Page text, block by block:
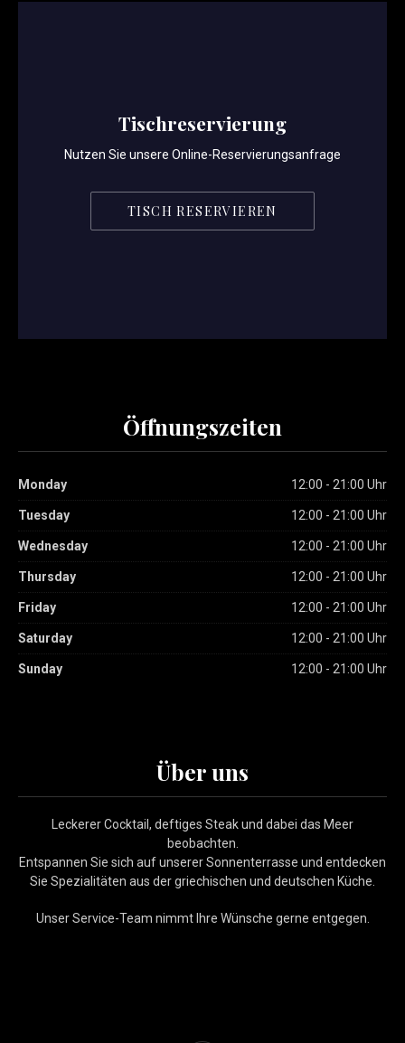
Tischreservierung
Nutzen Sie unsere Online-Reservierungsanfrage
TISCH RESERVIEREN
Öffnungszeiten
Monday 12:00 - 21:00 Uhr
Tuesday 12:00 - 21:00 Uhr
Wednesday 12:00 - 21:00 Uhr
Thursday 12:00 - 21:00 Uhr
Friday 12:00 - 21:00 Uhr
Saturday 12:00 - 21:00 Uhr
Sunday 12:00 - 21:00 Uhr
Über uns
Leckerer Cocktail, deftiges Steak und dabei das Meer
beobachten.
Entspannen Sie sich auf unserer Sonnenterrasse und entdecken
Sie Spezialitäten aus der griechischen und deutschen Küche.
Unser Service-Team nimmt Ihre Wünsche gerne entgegen.